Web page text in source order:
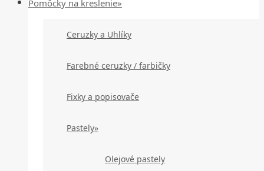
Pomôcky na kreslenie»
Ceruzky a Uhlíky
Farebné ceruzky / farbičky
Fixky a popisovače
Pastely»
Olejové pastely